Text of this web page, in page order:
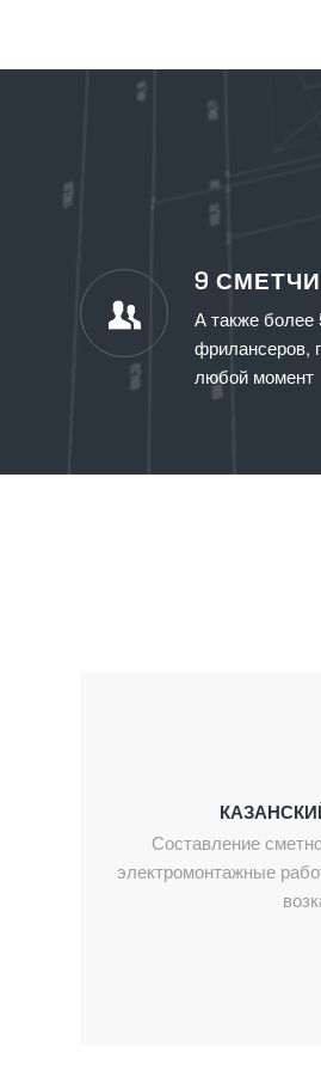
9
А также более
фрилансеров,
любой момент
Составление
электромонтажные